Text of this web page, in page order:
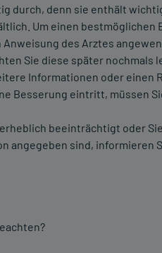
durch, denn sie enthält
Um einen bestmöglichen
des Arztes
Sie diese später nochmals
Informationen oder einen
Besserung eintritt, müssen
beeinträchtigt oder
angegeben sind, informieren